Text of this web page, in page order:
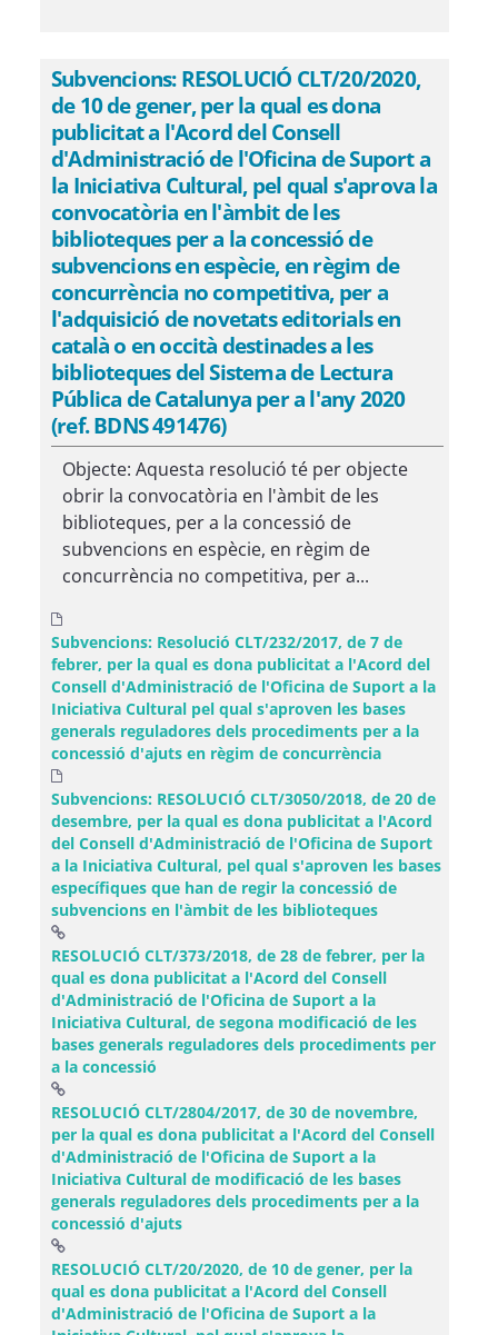
Subvencions: RESOLUCIÓ CLT/20/2020,
de 10 de gener, per la qual es dona
publicitat a l'Acord del Consell
d'Administració de l'Oficina de Suport a
la Iniciativa Cultural, pel qual s'aprova la
convocatòria en l'àmbit de les
biblioteques per a la concessió de
subvencions en espècie, en règim de
concurrència no competitiva, per a
l'adquisició de novetats editorials en
català o en occità destinades a les
biblioteques del Sistema de Lectura
Pública de Catalunya per a l'any 2020
(ref. BDNS 491476)
Objecte: Aquesta resolució té per objecte
obrir la convocatòria en l'àmbit de les
biblioteques, per a la concessió de
subvencions en espècie, en règim de
concurrència no competitiva, per a...
Subvencions: Resolució CLT/232/2017, de 7 de
febrer, per la qual es dona publicitat a l'Acord del
Consell d'Administració de l'Oficina de Suport a la
Iniciativa Cultural pel qual s'aproven les bases
generals reguladores dels procediments per a la
concessió d'ajuts en règim de concurrència
Subvencions: RESOLUCIÓ CLT/3050/2018, de 20 de
desembre, per la qual es dona publicitat a l'Acord
del Consell d'Administració de l'Oficina de Suport
a la Iniciativa Cultural, pel qual s'aproven les bases
específiques que han de regir la concessió de
subvencions en l'àmbit de les biblioteques
RESOLUCIÓ CLT/373/2018, de 28 de febrer, per la
qual es dona publicitat a l'Acord del Consell
d'Administració de l'Oficina de Suport a la
Iniciativa Cultural, de segona modificació de les
bases generals reguladores dels procediments per
a la concessió
RESOLUCIÓ CLT/2804/2017, de 30 de novembre,
per la qual es dona publicitat a l'Acord del Consell
d'Administració de l'Oficina de Suport a la
Iniciativa Cultural de modificació de les bases
generals reguladores dels procediments per a la
concessió d'ajuts(Obre una finestra nova)
RESOLUCIÓ CLT/20/2020, de 10 de gener, per la
qual es dona publicitat a l'Acord del Consell
d'Administració de l'Oficina de Suport a la